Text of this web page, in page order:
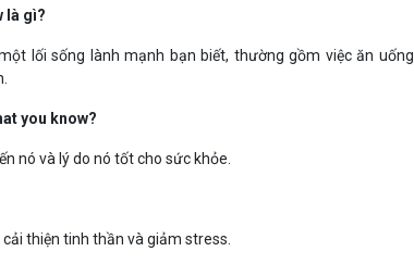
là gì?
lối sống lành mạnh bạn biết, thường gồm việc ăn uống
you know?
nó và lý do nó tốt cho sức khỏe.
thiện tinh thần và giảm stress.